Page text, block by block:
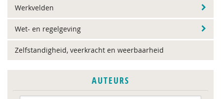
Werkvelden
Wet- en regelgeving
Zelfstandigheid, veerkracht en weerbaarheid
AUTEURS